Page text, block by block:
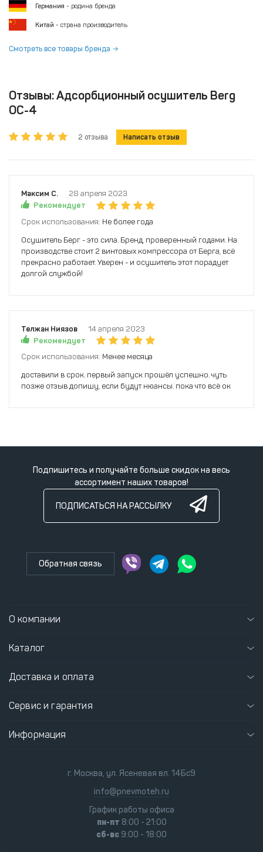
Германия - родина бренда
Китай - страна производитель
Смотреть все товары бренда
Отзывы: Адсорбционный осушитель Berg
ОС-4
2 отзыва Написать отзыв
Максим С.
28 апреля 2023
Рекомендует
Срок использования: Не более года
Осушитель Берг - это сила. Бренд, проверенный годами. На
производстве стоит 2 винтовых компрессора от Берга, всё
прекрасно работает. Уверен - и осушитель этот порадует
долгой службой!
Телжан Ниязов
14 апреля 2023
Рекомендует
Срок использования: Менее месяца
доставили в срок. первый запуск прошёл успешно. чуть
позже отзыв допишу, если будут нюансы. пока что всё ок
Подпишитесь и получайте больше скидок на весь
ассортимент наших товаров!
ПОДПИСАТЬСЯ НА РАССЫЛКУ
Обратная связь
О компании
Каталог
Доставка и оплата
Сервис и гарантия
Информация
г. Москва, ул. Ясеневая вл. 14Бс9
info@pnevmoteh.ru
График работы офиса
пн-пт 8:00 - 21:00
сб-вс 9:00 - 18:00